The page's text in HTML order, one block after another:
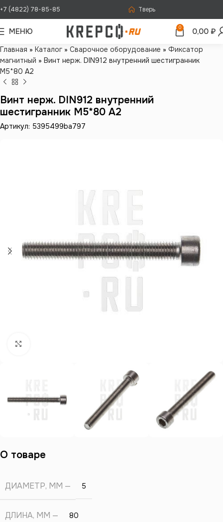
+7 (4822) 78-85-85 Тверь
МЕНЮ 0 0,00 ₽
Главная » Каталог » Сварочное оборудование » Фиксатор
магнитный » Винт нерж. DIN912 внутренний шестигранник
М5*80 А2
Винт нерж. DIN912 внутренний
шестигранник М5*80 А2
Артикул: 5395499ba797
О товаре
ДИАМЕТР, ММ 5
ДЛИНА, ММ 80